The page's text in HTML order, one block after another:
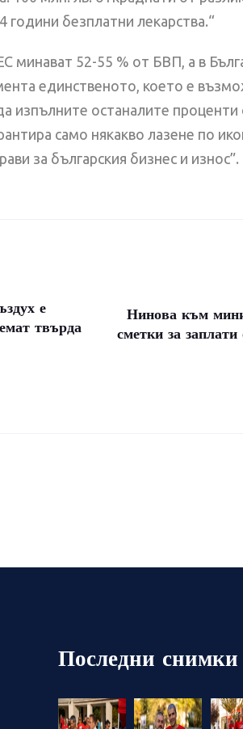
години безплатни лекарства.“
минават 52-55 % от БВП, а в
единственото, което е
изпълните останалите
само някакво лазене по
за българския бизнес и износ”.
е
твърда
Нинова към
сметки за
Последни снимки